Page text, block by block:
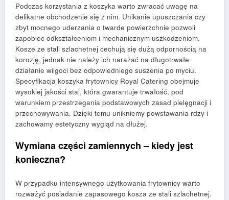
Podczas korzystania z koszyka warto zwracać uwagę na
delikatne obchodzenie się z nim. Unikanie upuszczania czy
zbyt mocnego uderzania o twarde powierzchnie pozwoli
zapobiec odkształceniom i mechanicznym uszkodzeniom.
Kosze ze stali szlachetnej cechują się dużą odpornością na
korozję, jednak nie należy ich narażać na długotrwałe
działanie wilgoci bez odpowiedniego suszenia po myciu.
Specyfikacja koszyka frytownicy Royal Catering obejmuje
wysokiej jakości stal, która gwarantuje trwałość, pod
warunkiem przestrzegania podstawowych zasad pielęgnacji i
przechowywania. Dzięki temu unikniemy powstawania rdzy i
zachowamy estetyczny wygląd na dłużej.
Wymiana części zamiennych – kiedy jest
konieczna?
W przypadku intensywnego użytkowania frytownicy warto
rozważyć posiadanie zapasowego kosza ze stali szlachetnej.